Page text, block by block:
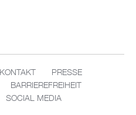
KONTAKT
PRESSE
BARRIEREFREIHEIT
SOCIAL MEDIA